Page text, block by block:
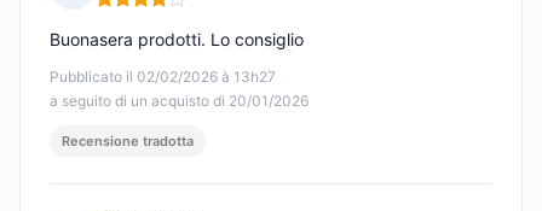
Nota: 4 su 5
Pubblicato il 02/02/2026 à 13h27
a seguito di un acquisto di 20/01/2026
Buonasera prodotti. Lo consiglio
Recensione tradotta